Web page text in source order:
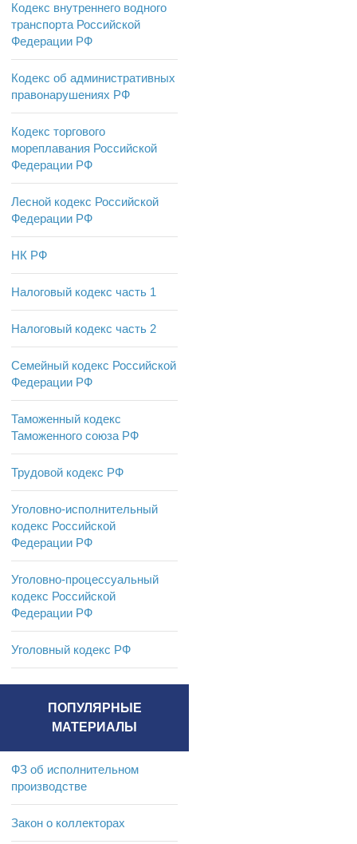
Кодекс внутреннего водного
транспорта Российской
Федерации РФ
Кодекс об административных
правонарушениях РФ
Кодекс торгового
мореплавания Российской
Федерации РФ
Лесной кодекс Российской
Федерации РФ
НК РФ
Налоговый кодекс часть 1
Налоговый кодекс часть 2
Семейный кодекс Российской
Федерации РФ
Таможенный кодекс
Таможенного союза РФ
Трудовой кодекс РФ
Уголовно-исполнительный
кодекс Российской
Федерации РФ
Уголовно-процессуальный
кодекс Российской
Федерации РФ
Уголовный кодекс РФ
ПОПУЛЯРНЫЕ
МАТЕРИАЛЫ
ФЗ об исполнительном
производстве
Закон о коллекторах